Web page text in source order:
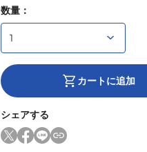
数量：
カートに追加
シェアする